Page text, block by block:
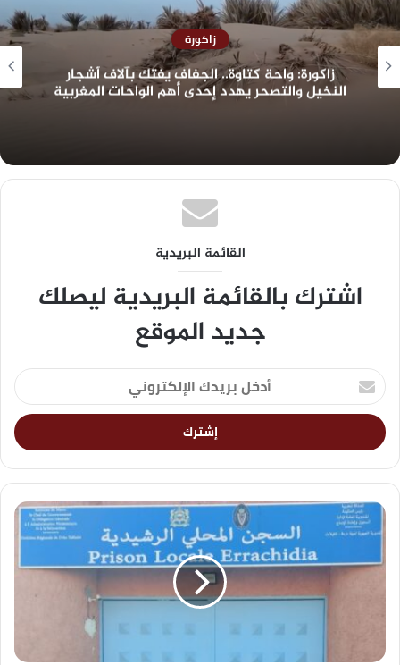
زاكورة
زاكورة: واحة كتاوة.. الجفاف يفتك بآلاف أشجار
النخيل والتصحر يهدد إحدى أهم الواحات المغربية
القائمة البريدية
اشترك بالقائمة البريدية ليصلك
جديد الموقع